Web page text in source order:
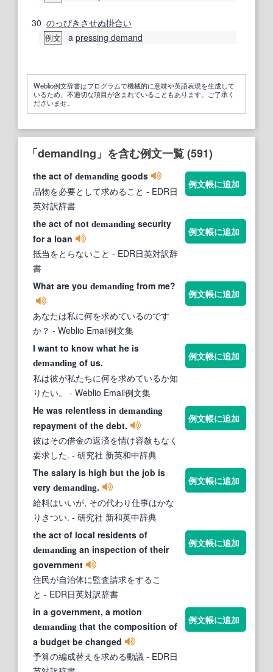
30 のっぴきさせぬ掛合い
例文 a pressing demand
Weblio例文辞書はプログラムで機械的に意味や英語表現を生成して
いるため、不適切な項目が含まれていることもあります。ご了承く
ださいませ。
「demanding」を含む例文一覧 (591)
the act of demanding goods
品物を必要として求めること - EDR日
英対訳辞書
例文帳に追加
the act of not demanding security
for a loan
抵当をとらないこと - EDR日英対訳辞
書
例文帳に追加
What are you demanding from me?
あなたは私に何を求めているのです
か？ - Weblio Email例文集
例文帳に追加
I want to know what he is
demanding of us.
私は彼が私たちに何を求めているか知
りたい。
- Weblio Email例文集
例文帳に追加
He was relentless in demanding
repayment of the debt.
彼はその借金の返済を情け容赦もなく
要求した. - 研究社 新英和中辞典
例文帳に追加
The salary is high but the job is
very demanding.
給料はいいが, その代わり仕事はかな
りきつい. - 研究社 新和英中辞典
例文帳に追加
the act of local residents of
demanding an inspection of their
government
住民が自治体に監査請求をするこ
と - EDR日英対訳辞書
例文帳に追加
in a government, a motion
demanding that the composition of
a budget be changed
予算の編成替えを求める動議 - EDR日
例文帳に追加